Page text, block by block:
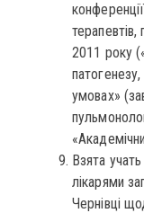
терапевтів,
2011 року
умовах»
Взята
лікарями
Чернівці